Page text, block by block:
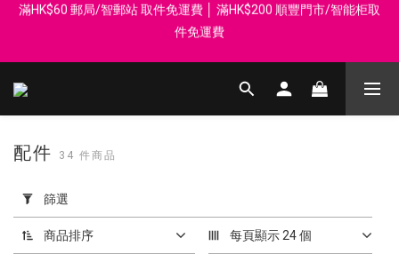
登記會員享每$50回贈$1 │ 滿HK$899 送 N-rit Campack Towel 吸
汗毛巾 韓國制 送完即止
件免運費
Whatsapp 98569349 │ 歡迎團體採購, 報價查詢, 接受採購卡
用
篩
選
(0/20)
配件 34 件商品
篩選
商品排序 每頁顯示 24 個